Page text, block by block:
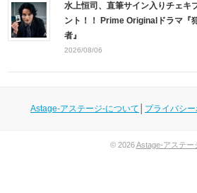
水上恒司、直筆サイン入りチェキ
ント！！ Prime Originalドラマ『
者』
2026/08/06
Astage-アステージ-について プライバシ
© 2026Astage-アステー